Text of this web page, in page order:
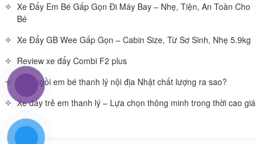
Xe Đẩy Em Bé Gấp Gọn Đi Máy Bay – Nhẹ, Tiện, An Toàn Cho
Bé
Xe Đẩy GB Wee Gấp Gọn – Cabin Size, Từ Sơ Sinh, Nhẹ 5.9kg
Review xe đẩy Combi F2 plus
Ghế ngồi em bé thanh lý nội địa Nhật chất lượng ra sao?
Xe đẩy trẻ em thanh lý – Lựa chọn thông minh trong thời cao giá